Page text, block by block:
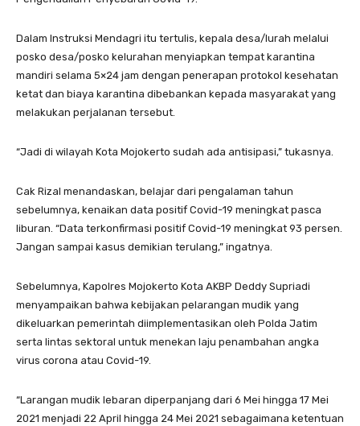
Dalam Instruksi Mendagri itu tertulis, kepala desa/lurah melalui
posko desa/posko kelurahan menyiapkan tempat karantina
mandiri selama 5×24 jam dengan penerapan protokol kesehatan
ketat dan biaya karantina dibebankan kepada masyarakat yang
melakukan perjalanan tersebut.
“Jadi di wilayah Kota Mojokerto sudah ada antisipasi,” tukasnya.
Cak Rizal menandaskan, belajar dari pengalaman tahun
sebelumnya, kenaikan data positif Covid-19 meningkat pasca
liburan. “Data terkonfirmasi positif Covid-19 meningkat 93 persen.
Jangan sampai kasus demikian terulang,” ingatnya.
Sebelumnya, Kapolres Mojokerto Kota AKBP Deddy Supriadi
menyampaikan bahwa kebijakan pelarangan mudik yang
dikeluarkan pemerintah diimplementasikan oleh Polda Jatim
serta lintas sektoral untuk menekan laju penambahan angka
virus corona atau Covid-19.
“Larangan mudik lebaran diperpanjang dari 6 Mei hingga 17 Mei
2021 menjadi 22 April hingga 24 Mei 2021 sebagaimana ketentuan